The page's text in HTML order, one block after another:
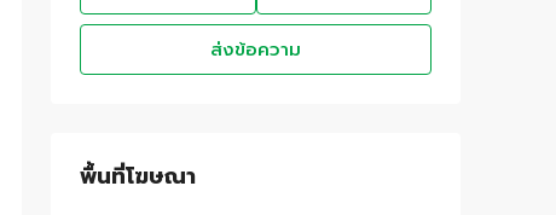
ส่งข้อความ
พื้นที่โฆษณา